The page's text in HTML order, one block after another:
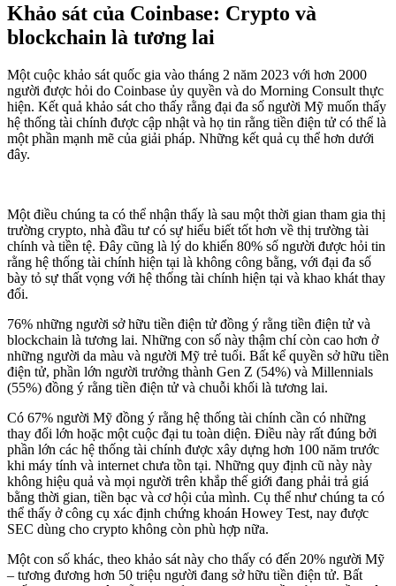
Khảo sát của Coinbase: Crypto và
blockchain là tương lai
Một cuộc khảo sát quốc gia vào tháng 2 năm 2023 với hơn 2000
người được hỏi do Coinbase ủy quyền và do Morning Consult thực
hiện. Kết quả khảo sát cho thấy rằng đại đa số người Mỹ muốn thấy
hệ thống tài chính được cập nhật và họ tin rằng tiền điện tử có thể là
một phần mạnh mẽ của giải pháp. Những kết quả cụ thể hơn dưới
đây.
Một điều chúng ta có thể nhận thấy là sau một thời gian tham gia thị
trường crypto, nhà đầu tư có sự hiểu biết tốt hơn về thị trường tài
chính và tiền tệ. Đây cũng là lý do khiến 80% số người được hỏi tin
rằng hệ thống tài chính hiện tại là không công bằng, với đại đa số
bày tỏ sự thất vọng với hệ thống tài chính hiện tại và khao khát thay
đổi.
76% những người sở hữu tiền điện tử đồng ý rằng tiền điện tử và
blockchain là tương lai. Những con số này thậm chí còn cao hơn ở
những người da màu và người Mỹ trẻ tuổi. Bất kể quyền sở hữu tiền
điện tử, phần lớn người trưởng thành Gen Z (54%) và Millennials
(55%) đồng ý rằng tiền điện tử và chuỗi khối là tương lai.
Có 67% người Mỹ đồng ý rằng hệ thống tài chính cần có những
thay đổi lớn hoặc một cuộc đại tu toàn diện. Điều này rất đúng bởi
phần lớn các hệ thống tài chính được xây dựng hơn 100 năm trước
khi máy tính và internet chưa tồn tại. Những quy định cũ này này
không hiệu quả và mọi người trên khắp thế giới đang phải trả giá
bằng thời gian, tiền bạc và cơ hội của mình. Cụ thể như chúng ta có
thể thấy ở công cụ xác định chứng khoán Howey Test, nay được
SEC dùng cho crypto không còn phù hợp nữa.
Một con số khác, theo khảo sát này cho thấy có đến 20% người Mỹ
– tương đương hơn 50 triệu người đang sở hữu tiền điện tử. Bất